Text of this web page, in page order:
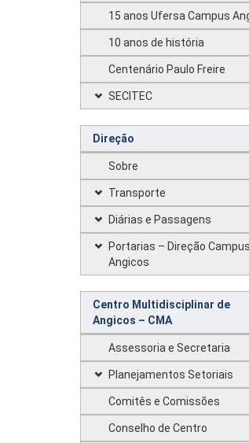
15 anos Ufersa Campus
10 anos de história
Centenário Paulo Freire
SECITEC
Direção
Sobre
Transporte
Diárias e Passagens
Portarias – Direção Campus
Angicos
Centro Multidisciplinar de
Angicos – CMA
Assessoria e Secretaria
Planejamentos Setoriais
Comitês e Comissões
Conselho de Centro